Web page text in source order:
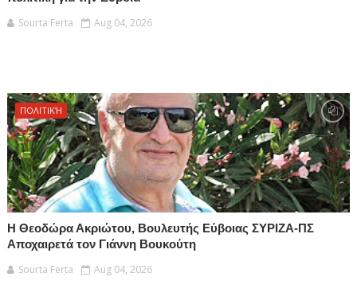
Sourta Ferta
Aug 04, 2026
ΠΟΛΙΤΙΚΉ
Η Θεοδώρα Ακριώτου, Βουλευτής Εύβοιας ΣΥΡΙΖΑ-ΠΣ
Αποχαιρετά τον Γιάννη Βουκούτη
Sourta Ferta
Aug 04, 2026